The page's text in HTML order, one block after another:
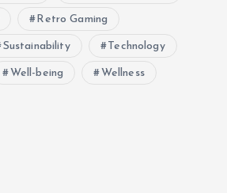
Retro Gaming
Sustainability Technology
Well-being Wellness